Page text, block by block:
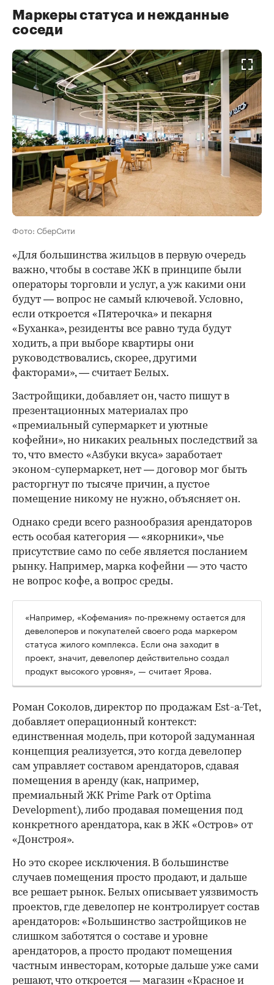
Маркеры статуса и нежданные
соседи
Фото: СберСити
«Для большинства жильцов в первую очередь
важно, чтобы в составе ЖК в принципе были
операторы торговли и услуг, а уж какими они
будут — вопрос не самый ключевой. Условно,
если откроется «Пятерочка» и пекарня
«Буханка», резиденты все равно туда будут
ходить, а при выборе квартиры они
руководствовались, скорее, другими
факторами», — считает Белых.
Застройщики, добавляет он, часто пишут в
презентационных материалах про
«премиальный супермаркет и уютные
кофейни», но никаких реальных последствий за
то, что вместо «Азбуки вкуса» заработает
эконом-супермаркет, нет — договор мог быть
расторгнут по тысяче причин, а пустое
помещение никому не нужно, объясняет он.
Однако среди всего разнообразия арендаторов
есть особая категория — «якорники», чье
присутствие само по себе является посланием
рынку. Например, марка кофейни — это часто
не вопрос кофе, а вопрос среды.
«Например, «Кофемания» по-прежнему остается для
девелоперов и покупателей своего рода маркером
статуса жилого комплекса. Если она заходит в
проект, значит, девелопер действительно создал
продукт высокого уровня», — считает Ярова.
Роман Соколов, директор по продажам Est-a-Tet,
добавляет операционный контекст:
единственная модель, при которой задуманная
концепция реализуется, это когда девелопер
сам управляет составом арендаторов, сдавая
помещения в аренду (как, например,
премиальный ЖК Prime Park от Optima
Development), либо продавая помещения под
конкретного арендатора, как в ЖК «Остров» от
«Донстроя».
Но это скорее исключения. В большинстве
случаев помещения просто продают, и дальше
все решает рынок. Белых описывает уязвимость
проектов, где девелопер не контролирует состав
арендаторов: «Большинство застройщиков не
слишком заботятся о составе и уровне
арендаторов, а просто продают помещения
частным инвесторам, которые дальше уже сами
решают, что откроется — магазин «Красное и